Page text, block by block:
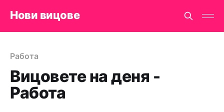
Нови вицове
Работа
Вицовете на деня -
Работа